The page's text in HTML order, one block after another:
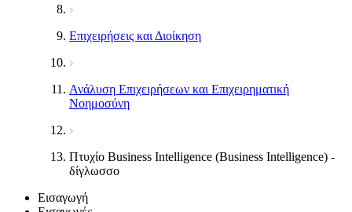
Επιχειρήσεις και Διοίκηση
Ανάλυση Επιχειρήσεων και Επιχειρηματική
Νοημοσύνη
Πτυχίο Business Intelligence (Business Intelligence) -
δίγλωσσο
Εισαγωγή